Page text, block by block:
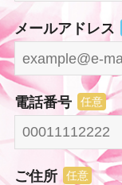
メールアドレス
電話番号 任意
ご住所 任意